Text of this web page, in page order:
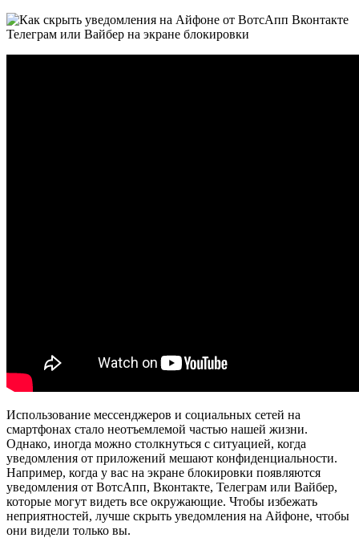
Использование мессенджеров и социальных сетей на
смартфонах стало неотъемлемой частью нашей жизни.
Однако, иногда можно столкнуться с ситуацией, когда
уведомления от приложений мешают конфиденциальности.
Например, когда у вас на экране блокировки появляются
уведомления от ВотсАпп, Вконтакте, Телеграм или Вайбер,
которые могут видеть все окружающие. Чтобы избежать
неприятностей, лучше скрыть уведомления на Айфоне, чтобы
они видели только вы.